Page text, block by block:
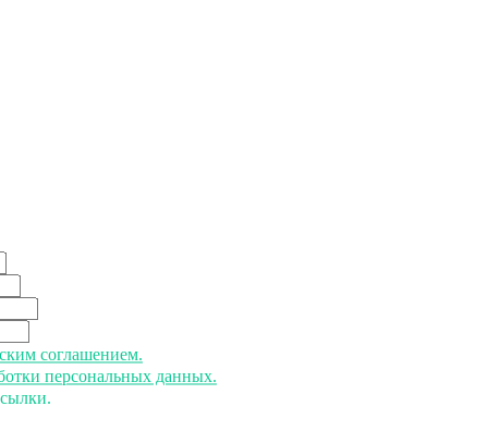
соглашением.
персональных данных.